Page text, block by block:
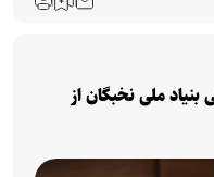
تومانی بنیاد ملی نخبگان از